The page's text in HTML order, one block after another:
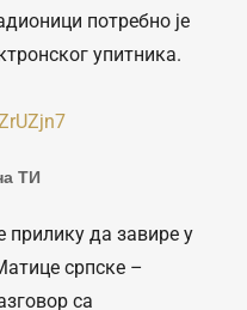
потребно је
упитника.
ТИ
прилику да завире у
српске –
са